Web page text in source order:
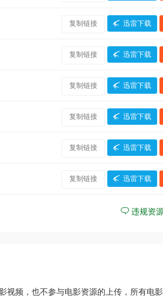
复制链接 迅雷下载
复制链接 迅雷下载
复制链接 迅雷下载
复制链接 迅雷下载
复制链接 迅雷下载
复制链接 迅雷下载
违规资
视频，也不参与电影资源的上传，所有电